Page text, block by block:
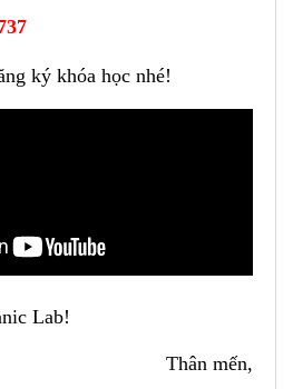
ký khóa học nhé!
Lab!
Thân mến,